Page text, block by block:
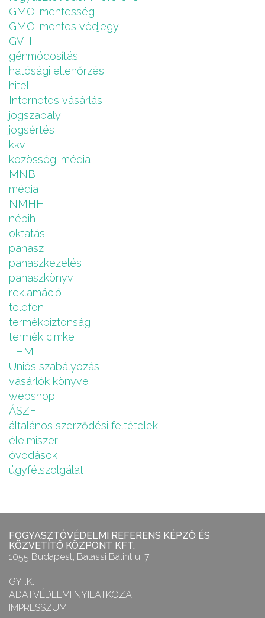
GMO-mentesség
GMO-mentes védjegy
GVH
génmódosítás
hatósági ellenőrzés
hitel
Internetes vásárlás
jogszabály
jogsértés
kkv
közösségi média
MNB
média
NMHH
nébih
oktatás
panasz
panaszkezelés
panaszkönyv
reklamáció
telefon
termékbiztonság
termék cimke
THM
Uniós szabályozás
vásárlók könyve
webshop
ÁSZF
általános szerződési feltételek
élelmiszer
óvodások
ügyfélszolgálat
FOGYASZTÓVÉDELMI REFERENS KÉPZŐ ÉS
KÖZVETÍTŐ KÖZPONT KFT.
1055 Budapest, Balassi Bálint u. 7.
GY.I.K.
ADATVÉDELMI NYILATKOZAT
IMPRESSZUM